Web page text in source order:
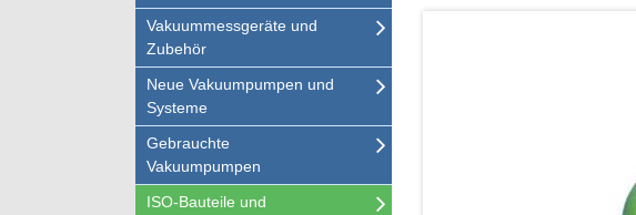
Vakuummessgeräte und
Zubehör
Neue Vakuumpumpen und
Systeme
Gebrauchte
Vakuumpumpen
ISO-Bauteile und